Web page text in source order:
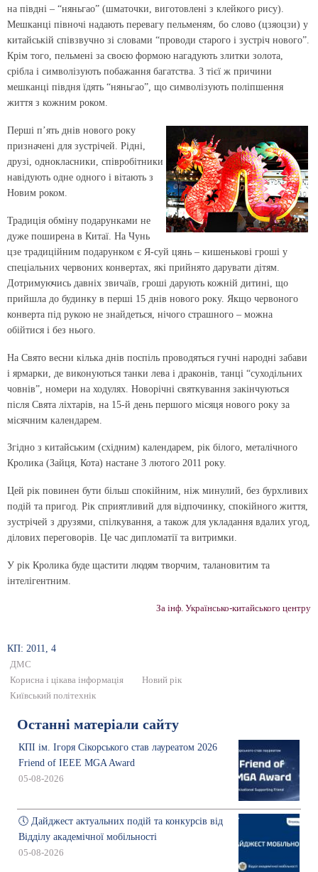
на півдні – “няньгао” (шматочки, виготовлені з клейкого рису).
Мешканці півночі надають перевагу пельменям, бо слово (цзяоцзи) у
китайській співзвучно зі словами “проводи старого і зустріч нового”.
Крім того, пельмені за своєю формою нагадують злитки золота,
срібла і символізують побажання багатства. З тієї ж причини
мешканці півдня їдять “няньгао”, що символізують поліпшення
життя з кожним роком.
Перші п’ять днів нового року
призначені для зустрічей. Рідні,
друзі, однокласники, співробітники
навідують одне одного і вітають з
Новим роком.
Традиція обміну подарунками не
дуже поширена в Китаї. На Чунь
цзе традиційним подарунком є Я-суй цянь – кишенькові гроші у
спеціальних червоних конвертах, які прийнято дарувати дітям.
Дотримуючись давніх звичаїв, гроші дарують кожній дитині, що
прийшла до будинку в перші 15 днів нового року. Якщо червоного
конверта під рукою не знайдеться, нічого страшного – можна
обійтися і без нього.
На Свято весни кілька днів поспіль проводяться гучні народні забави
і ярмарки, де виконуються танки лева і драконів, танці “суходільних
човнів”, номери на ходулях. Новорічні святкування закінчуються
після Свята ліхтарів, на 15-й день першого місяця нового року за
місячним календарем.
Згідно з китайським (східним) календарем, рік білого, металічного
Кролика (Зайця, Кота) настане 3 лютого 2011 року.
Цей рік повинен бути більш спокійним, ніж минулий, без бурхливих
подій та пригод. Рік сприятливий для відпочинку, спокійного життя,
зустрічей з друзями, спілкування, а також для укладання вдалих угод,
ділових переговорів. Це час дипломатії та витримки.
У рік Кролика буде щастити людям творчим, талановитим та
інтелігентним.
За інф. Українсько-китайського центру
КП: 2011, 4
ДМС
Корисна і цікава інформація
Новий рік
Київський політехнік
Останні матеріали сайту
КПІ ім. Ігоря Сікорського став лауреатом 2026
Friend of IEEE MGA Award
05-08-2026
🕔 Дайджест актуальних подій та конкурсів від
Відділу академічної мобільності
05-08-2026